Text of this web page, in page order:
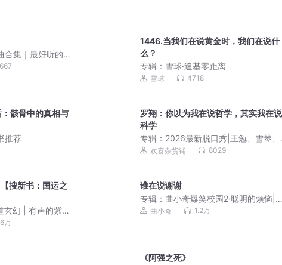
合集｜最好听的
1446.当我们在说黄金时，我们在说什
么？
专辑： 雪球·追基零距离
雪球 4718
骸骨中的真相与
推荐
罗翔：你以为我在说哲学，其实我在说
科学
专辑： 2026最新脱口秀|王勉、雪琴、
胜、付航等全明星
欢喜杂货铺 8029
搜新书：国运之
玄幻 | 有声的紫襟
| 杀伐果断 | 多人
万
谁在说谢谢
专辑： 曲小奇爆笑校园2·聪明的烦恼|小
学生笑话|上学记
曲小奇 1.2万
《阿强之死》